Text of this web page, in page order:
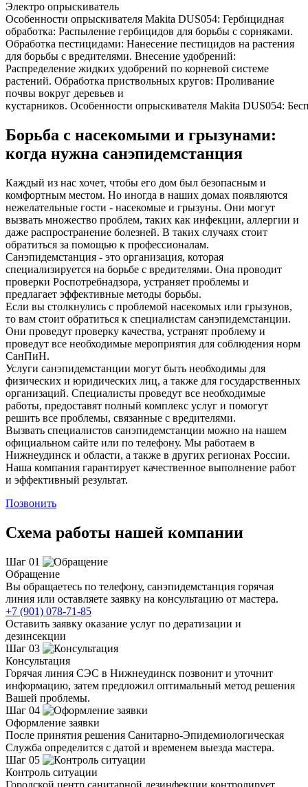
Электро опрыскиватель
Особенности опрыскивателя Makita DUS054: Гербицидная
обработка: Распыление гербицидов для борьбы с сорняками.
Обработка пестицидами: Нанесение пестицидов на растения
для борьбы с вредителями. Внесение удобрений:
Распределение жидких удобрений по корневой системе
растений. Обработка приствольных кругов: Проливание
почвы вокруг деревьев и
кустарников. Особенности опрыскивателя Makita DUS054:
Борьба с насекомыми и грызунами:
когда нужна санэпидемстанция
Каждый из нас хочет, чтобы его дом был безопасным и
комфортным местом. Но иногда в наших домах появляются
нежелательные гости - насекомые и грызуны. Они могут
вызвать множество проблем, таких как инфекции, аллергии и
даже распространение болезней. В таких случаях стоит
обратиться за помощью к профессионалам.
Санэпидемстанция - это организация, которая
специализируется на борьбе с вредителями. Она проводит
проверки Роспотребнадзора, устраняет проблемы и
предлагает эффективные методы борьбы.
Если вы столкнулись с проблемой насекомых или грызунов,
то вам стоит обратиться к специалистам санэпидемстанции.
Они проведут проверку качества, устранят проблему и
проведут все необходимые мероприятия для соблюдения норм
СанПиН.
Услуги санэпидемстанции могут быть необходимы для
физических и юридических лиц, а также для государственных
организаций. Специалисты проведут все необходимые
работы, предоставят полный комплекс услуг и помогут
решить все проблемы, связанные с вредителями.
Вызвать специалистов санэпидемстанции можно на нашем
официальном сайте или по телефону. Мы работаем в
Нижнеудинск и области, а также в других регионах России.
Наша компания гарантирует качественное выполнение работ
и эффективный результат.
Позвонить
Схема работы нашей компании
Шаг 01
Обращение
Вы обращаетесь по телефону, санэпидемстанция горячая
линия или оставляете заявку на консультацию от мастера.
+7 (901) 078-71-85
Оставить заявку оказание услуг по дератизации и
дезинсекции
Шаг 03
Консультация
Горячая линия СЭС в Нижнеудинск позвонит и уточнит
информацию, затем предложил оптимальный метод решения
Вашей проблемы.
Шаг 04
Оформление заявки
После принятия решения Санитарно-Эпидемиологическая
Служба определится с датой и временем выезда мастера.
Шаг 05
Контроль ситуации
Городской центр санитарной дезинфекции контролирует